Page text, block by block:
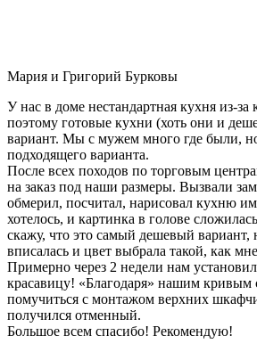
Мария и Григорий Бурковы
У нас в доме нестандартная кухня из-за
поэтому готовые кухни (хоть они и
вариант. Мы с мужем много где были,
подходящего варианта.
После всех походов по торговым
на заказ под наши размеры. Вызвали
обмерил, посчитал, нарисовал кухню
хотелось, и картинка в голове
скажу, что это самый дешевый вариант,
вписалась и цвет выбрала такой, как
Примерно через 2 недели нам
красавицу! «Благодаря» нашим
помучиться с монтажом верхних
получился отменный.
Большое всем спасибо! Рекомендую!